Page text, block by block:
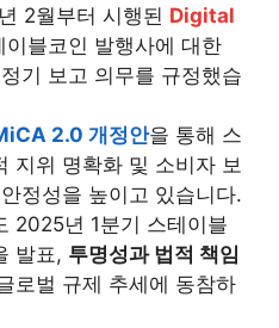
2월부터 시행된 Digital
이블코인 발행사에 대한
기 보고 의무를 규정했습
2.0 개정안을 통해 스
지위 명확화 및 소비자 보
정성을 높이고 있습니다.
2025년 1분기 스테이블
발표, 투명성과 법적 책임
로벌 규제 추세에 동참하